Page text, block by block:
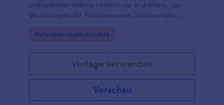
Drittanbieter-Vollmachtsformular in Jotform, um
Vertretungen für Privatpersonen, Vereine oder
als Formulareinsendung zentral verfügbar zu
Go to Category:
Autorisierungsformulare
Vorlage verwenden
Vorschau